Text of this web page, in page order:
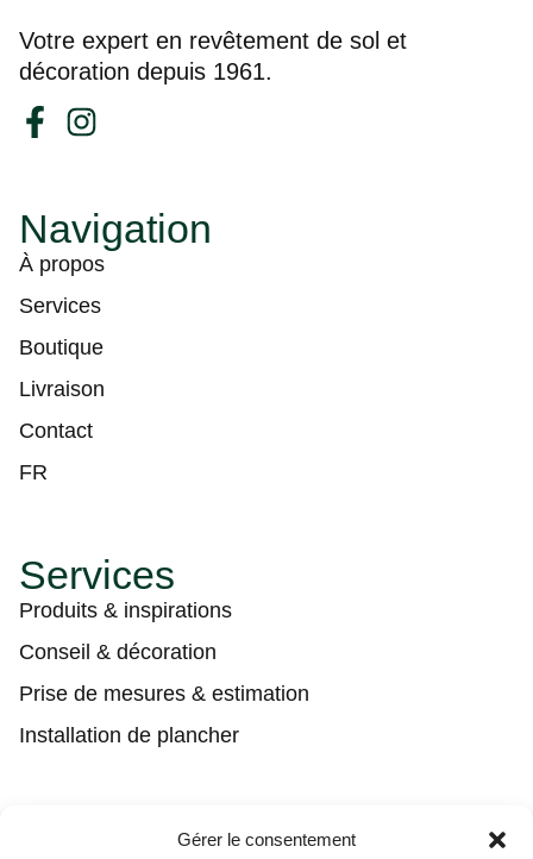
Gérer le consentement
Votre expert en revêtement de sol et
décoration depuis 1961.
Navigation
À propos
Services
Boutique
Livraison
Contact
FR
Services
Produits & inspirations
Conseil & décoration
Prise de mesures & estimation
Installation de plancher